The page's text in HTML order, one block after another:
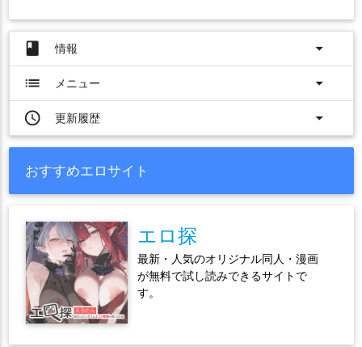
book 情報
arrow_drop_down
list
メニュー
arrow_drop_down
access_time
更新履歴 arrow_drop_down
おすすめエロサイト
エロ探
最新・人気のオリジナル同人・漫画
が無料で試し読みできるサイトで
す。